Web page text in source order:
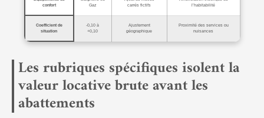
confort
Gaz
carrés fictifs
l’habitabilité
Coefficient de
situation
-0,10 à
+0,10
Ajustement
géographique
Proximité des services ou
nuisances
Les rubriques spécifiques isolent la
valeur locative brute avant les
abattements